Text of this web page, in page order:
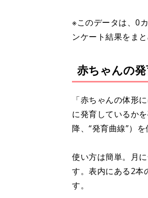
※このデータは、0
ンケート結果をま
赤ちゃんの
「赤ちゃんの体形
に発育しているか
降、“発育曲線”）を
使い方は簡単。月
す。表内にある2本
す。